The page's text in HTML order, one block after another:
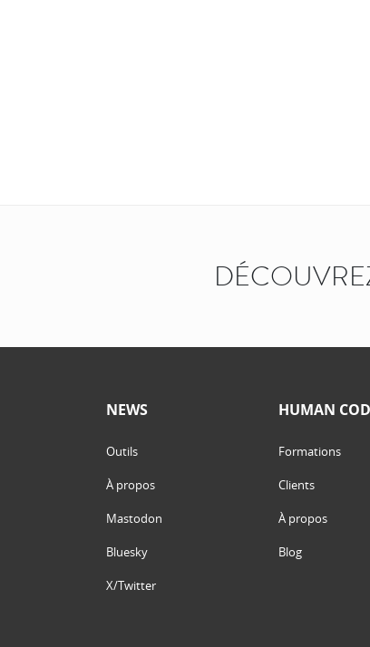
NEWS
Outils
À propos
Mastodon
Bluesky
X/Twitter
HUMAN
Formations
Clients
À propos
Blog